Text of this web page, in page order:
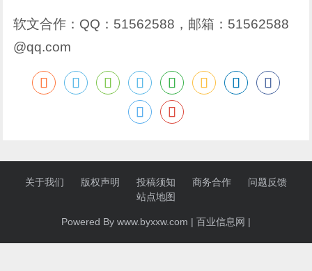
软文合作：QQ：51562588，邮箱：51562588
@qq.com
关于我们 版权声明 投稿须知 商务合作
问题反馈
站点地图
Powered By www.byxxw.com | 百业信息网 |